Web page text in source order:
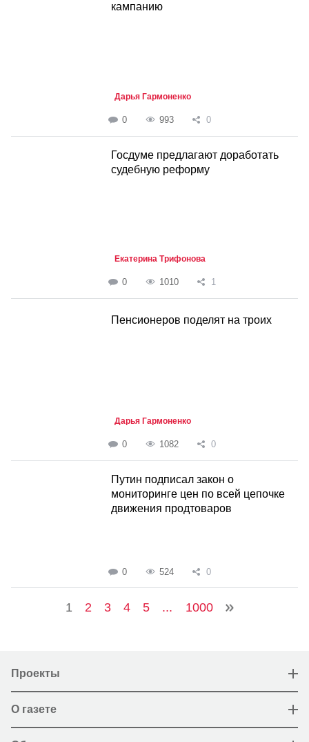
кампанию
Дарья Гармоненко
0 993 0
Госдуме предлагают доработать
судебную реформу
Екатерина Трифонова
0 1010 1
Пенсионеров поделят на троих
Дарья Гармоненко
0 1082 0
Путин подписал закон о
мониторинге цен по всей цепочке
движения продтоваров
0 524 0
1 2 3 4 5 ... 1000
Проекты
О газете